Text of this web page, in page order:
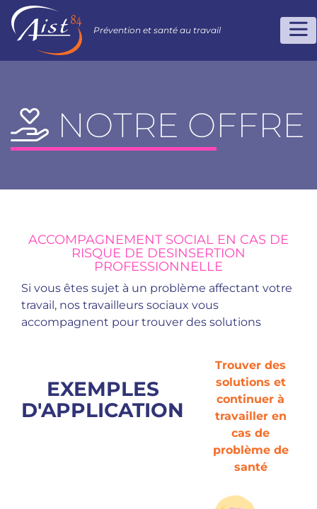
Prévention et santé au travail
NOTRE OFFRE
ACCOMPAGNEMENT SOCIAL EN CAS DE
RISQUE DE DESINSERTION
PROFESSIONNELLE
Si vous êtes sujet à un problème affectant votre
travail, nos travailleurs sociaux vous
accompagnent pour trouver des solutions
EXEMPLES
D'APPLICATION
Trouver des
solutions et
continuer à
travailler en
cas de
problème de
santé